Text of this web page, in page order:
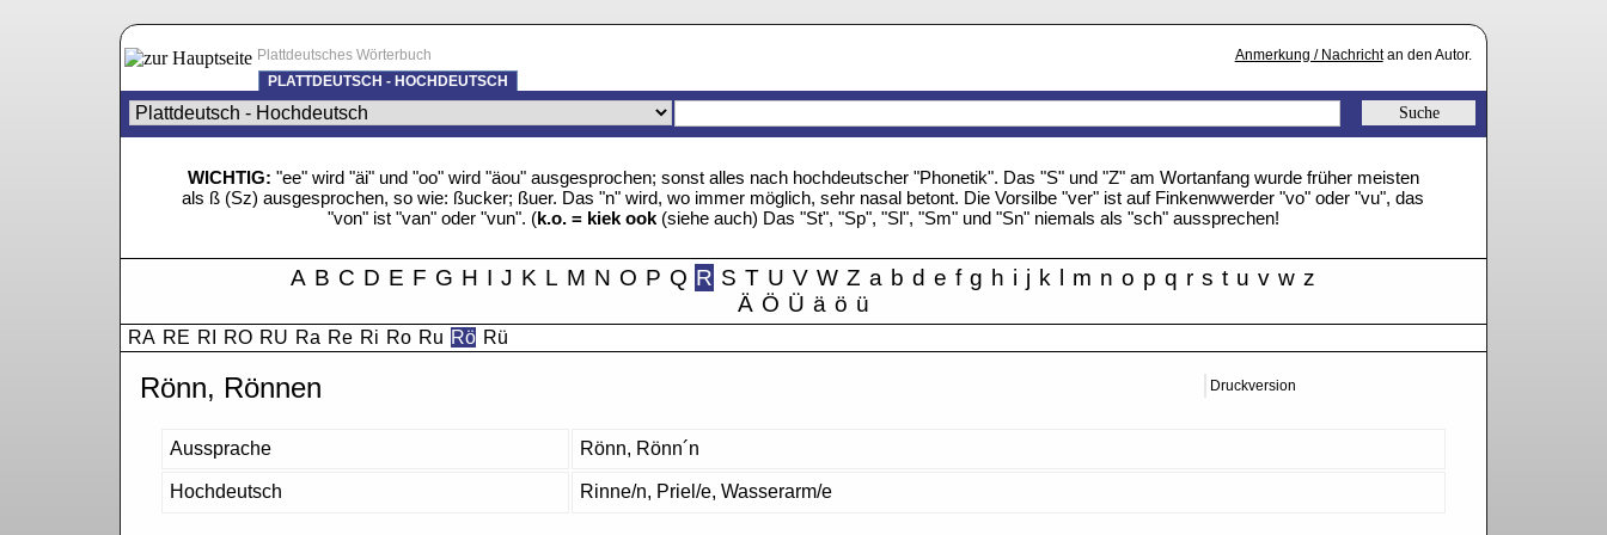
Anmerkung / Nachrichtan den Autor.
Plattdeutsches Wörterbuch
PLATTDEUTSCH - HOCHDEUTSCH
WICHTIG: "ee" wird "äi" und "oo" wird "äou" ausgesprochen; sonst alles nach hochdeutscher "Phonetik". Das "S" und "Z" am Wortanfang wurde früher meisten
als ß (Sz) ausgesprochen, so wie: ßucker; ßuer. Das "n" wird, wo immer möglich, sehr nasal betont. Die Vorsilbe "ver" ist auf Finkenwwerder "vo" oder "vu", das
"von" ist "van" oder "vun". (k.o. = kiek ook(siehe auch) Das "St", "Sp", "Sl", "Sm" und "Sn" niemals als "sch" aussprechen!
A B C D E F G H I J K L M N O P Q R S T U V W Z a b d e f g h i j k l m n o p q r s t u v w z
Ä Ö Ü ä ö ü
RA RE RI RO RU Ra Re Ri Ro Ru Rö Rü
Druckversion
Rönn, Rönnen
Aussprache Rönn, Rönn´n
Hochdeutsch Rinne/n, Priel/e, Wasserarm/e